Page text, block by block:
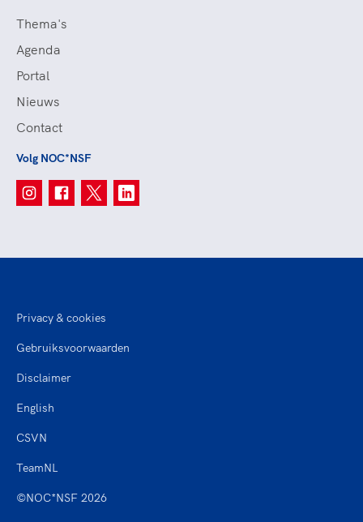
Thema's
Agenda
Portal
Nieuws
Contact
Volg NOC*NSF
©NOC*NSF 2026
Privacy & cookies
Gebruiksvoorwaarden
Disclaimer
English
CSVN
TeamNL